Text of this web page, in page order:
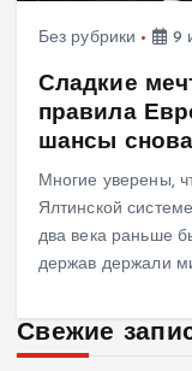
Без рубрики 9
Сладкие
правила
шансы
Многие уверены,
Ялтинской
два века раньше
держав держали
Свежие